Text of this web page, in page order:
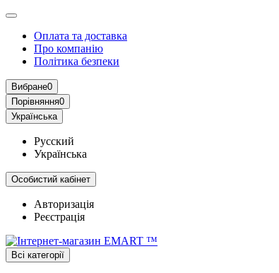
Оплата та доставка
Про компанію
Політика безпеки
Вибране0
Порівняння0
Українська
Русский
Українська
Особистий кабінет
Авторизація
Реєстрація
Всі категорії